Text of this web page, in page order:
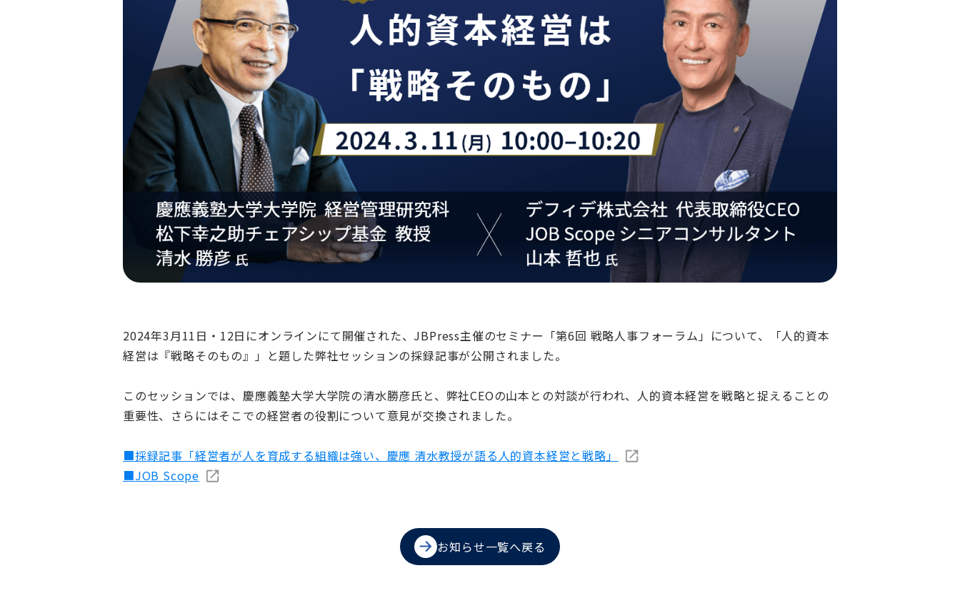
2024年3月11日・12日にオンラインにて開催された、JBPress主催のセミナー「第6回 戦略人事フォーラム」について、「人的資本
経営は『戦略そのもの』」と題した弊社セッションの採録記事が公開されました。
このセッションでは、慶應義塾大学大学院の清水勝彦氏と、弊社CEOの山本との対談が行われ、人的資本経営を戦略と捉えることの
重要性、さらにはそこでの経営者の役割について意見が交換されました。
■採録記事「経営者が人を育成する組織は強い、慶應 清水教授が語る人的資本経営と戦略」
■JOB Scope
お知らせ一覧へ戻る